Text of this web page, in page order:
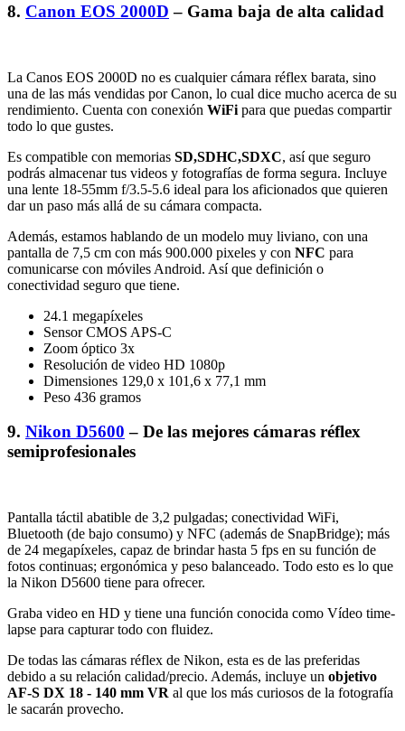
8. Canon EOS 2000D – Gama baja de alta calidad
La Canos EOS 2000D no es cualquier cámara réflex barata, sino
una de las más vendidas por Canon, lo cual dice mucho acerca de su
rendimiento. Cuenta con conexión WiFi para que puedas compartir
todo lo que gustes.
Es compatible con memorias SD,SDHC,SDXC, así que seguro
podrás almacenar tus videos y fotografías de forma segura. Incluye
una lente 18-55mm f/3.5-5.6 ideal para los aficionados que quieren
dar un paso más allá de su cámara compacta.
Además, estamos hablando de un modelo muy liviano, con una
pantalla de 7,5 cm con más 900.000 pixeles y con NFC para
comunicarse con móviles Android. Así que definición o
conectividad seguro que tiene.
24.1 megapíxeles
Sensor CMOS APS-C
Zoom óptico 3x
Resolución de video HD 1080p
Dimensiones 129,0 x 101,6 x 77,1 mm
Peso 436 gramos
9. Nikon D5600 – De las mejores cámaras réflex
semiprofesionales
Pantalla táctil abatible de 3,2 pulgadas; conectividad WiFi,
Bluetooth (de bajo consumo) y NFC (además de SnapBridge); más
de 24 megapíxeles, capaz de brindar hasta 5 fps en su función de
fotos continuas; ergonómica y peso balanceado. Todo esto es lo que
la Nikon D5600 tiene para ofrecer.
Graba video en HD y tiene una función conocida como Vídeo time-
lapse para capturar todo con fluidez.
De todas las cámaras réflex de Nikon, esta es de las preferidas
debido a su relación calidad/precio. Además, incluye un objetivo
AF-S DX 18 - 140 mm VR al que los más curiosos de la fotografía
le sacarán provecho.